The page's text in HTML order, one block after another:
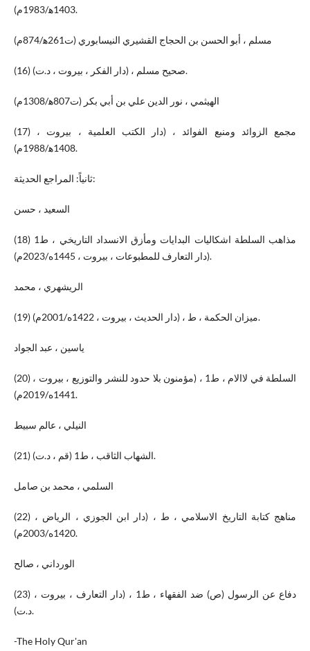
1403ه‍/1983م).
مسلم ، أبو الحسن بن الحجاج القشيري النيسابوري (ت261ه‍/874م)
(16) صحيح مسلم ، (دار الفكر ، بيروت ، د.ت).
الهيثمي ، نور الدين علي بن أبي بكر (ت807ه‍/1308م)
(17) مجمع الزوائد ومنبع الفوائد ، (دار الكتب العلمية ، بيروت ،
1408ه‍/1988م).
ثانياً: المراجع الحديثة:
السعيد ، حسن
(18) مذاهب السلطة اشكاليات البدايات ومأزق الانسداد التاريخي ، ط1
(دار التعارف للمطبوعات ، بيروت ، 1445ه/2023م).
الريشهري ، محمد
(19) ميزان الحكمة ، ط ، (دار الحديث ، بيروت ، 1422ه/2001م).
ياسين ، عبد الجواد
(20) السلطة في لاالام ، ط1 ، (مؤمنون بلا حدود للنشر والتوزيع ، بيروت ،
1441ه/2019م).
النيلي ، عالم سبيط
(21) الشهاب الثاقب ، ط1 (قم ، د.ت).
السلمي ، محمد بن صامل
(22) مناهج كتابة التاريخ الاسلامي ، ط ، (دار ابن الجوزي ، الرياض ،
1420ه/2003م).
الورداني ، صالح
(23) دفاع عن الرسول (ص) ضد الفقهاء ، ط1 ، (دار التعارف ، بيروت ،
د.ت).
-The Holy Qur'an